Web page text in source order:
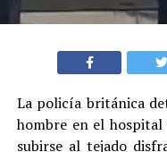
La policía británica
hombre en el hospital
subirse al tejado